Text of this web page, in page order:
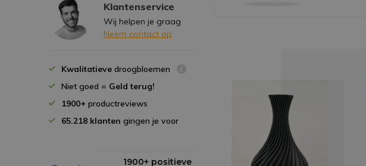
Klantenservice
Wij helpen je graag
Neem contact op
Kwalitatieve droogbloemen
Niet goed = Geld terug!
1900+ productreviews
65.218 klanten gingen je voor
1900+ positieve